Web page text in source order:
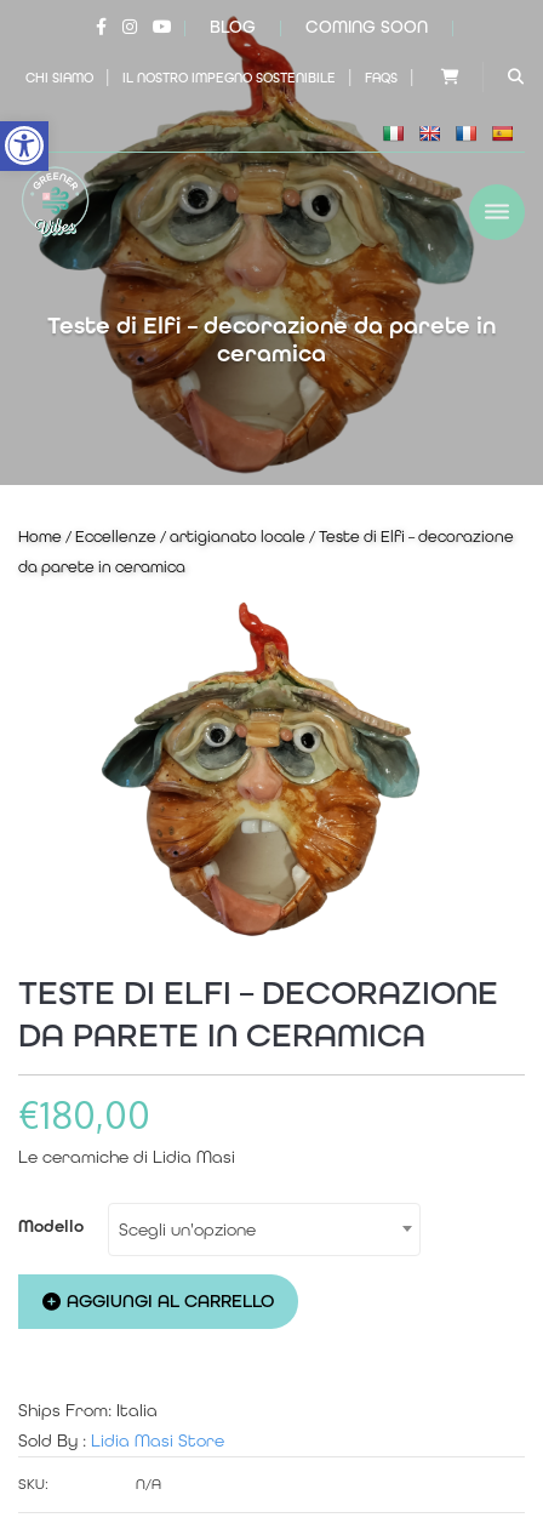
Open toolbar
BLOG COMING SOON
CHI SIAMO IL NOSTRO IMPEGNO SOSTENIBILE FAQS
Teste di Elfi – decorazione da parete in
ceramica
Home / Eccellenze / artigianato locale / Teste di Elfi – decorazione
da parete in ceramica
TESTE DI ELFI – DECORAZIONE
DA PARETE IN CERAMICA
€180,00
Le ceramiche di Lidia Masi
Modello Scegli un'opzione
Teste
Elfi
-
decorazione
AGGIUNGI AL CARRELLO
Ships From: Italia
Sold By : Lidia Masi Store
SKU: N/A